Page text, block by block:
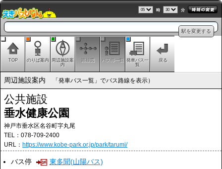
時 分
駅を変更する
TOP のりば案内
周辺施設案
内
路線図 バス停一覧 発車バス一
覧
戻る
周辺施設案内 「発車バス一覧」でバス路線を表示）
公共施設
垂水健康公園
神戸市垂水区名谷町字丸尾
TEL：078-709-2400
URL： https://www.kobe-park.or.jp/park/tarumi/
バス停 東多聞(山陽バス)